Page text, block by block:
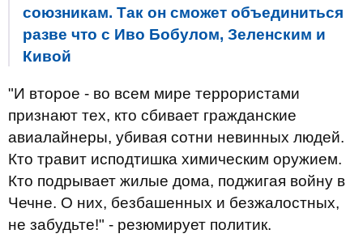
союзникам. Так он сможет объединиться
разве что с Иво Бобулом, Зеленским и
Кивой
"И второе - во всем мире террористами
признают тех, кто сбивает гражданские
авиалайнеры, убивая сотни невинных людей.
Кто травит исподтишка химическим оружием.
Кто подрывает жилые дома, поджигая войну в
Чечне. О них, безбашенных и безжалостных,
не забудьте!" - резюмирует политик.